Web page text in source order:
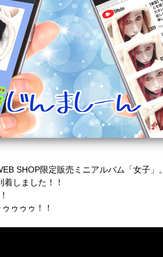
SHOP限定販売ミニアルバム「女子」。
しました！！
ゥゥゥ！！